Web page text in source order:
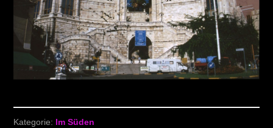
Kategorie: Im Süden